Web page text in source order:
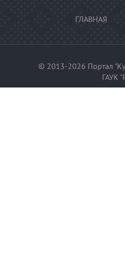
ГЛАВНАЯ
© 2013-2026 Портал
ГАУК